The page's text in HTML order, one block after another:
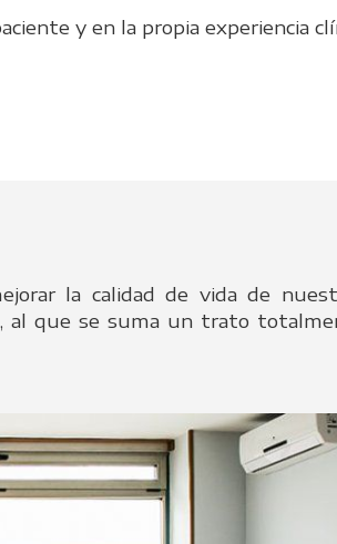
y en la propia experiencia
la calidad de vida de
al que se suma un trato